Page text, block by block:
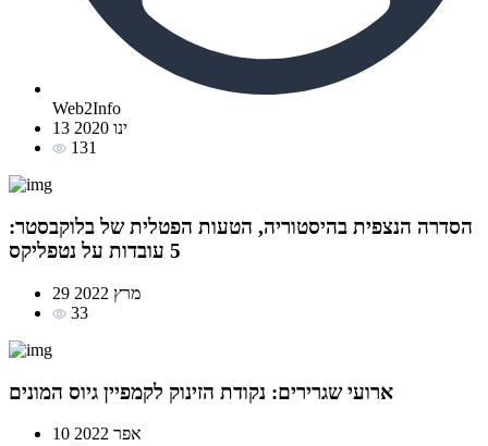
Web2Info
13 ינו 2020
131
הסדרה הנצפית בהיסטוריה, הטעות הפטלית של בלוקבסטר:
5 עובדות על נטפליקס
29 מרץ 2022
33
ארועי שגרירים: נקודת הזינוק לקמפיין גיוס המונים
10 אפר 2022